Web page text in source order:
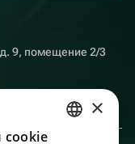
9, помещение 2/3
×